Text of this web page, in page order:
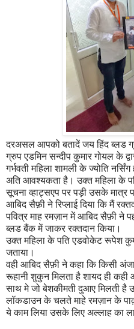
दरअसल आपको बतादें जय हिंद ब्लड
ग्रुप एडमिन सन्दीप कुमार गोयल के
गर्भवती महिला शामली के ज्योति
अति आवश्यकता है। उक्त महिला के
सूचना व्हाट्सएप पर पड़ी उसके मात्र
आबिद सैफ़ी ने रिप्लाई दिया कि मैं
पवित्र माह रमज़ान में आबिद सैफ़ी ने
ब्लड बैंक में जाकर रक्तदान किया।
उक्त महिला के पति एडवोकेट रूपेश
जताया।
वही आबिद सैफ़ी ने कहा कि किसी
रूहानी शुकुन मिलता है शायद ही कही
साथ मे जो बेशकीमती दुआए मिलती है
लॉकडाउन के चलते माहे रमज़ान के
ये काम लिया उसके लिए अल्लाह का